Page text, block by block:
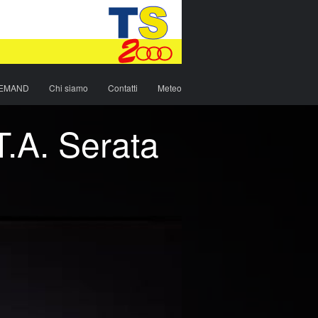
Chi siamo Contatti Meteo
Serata